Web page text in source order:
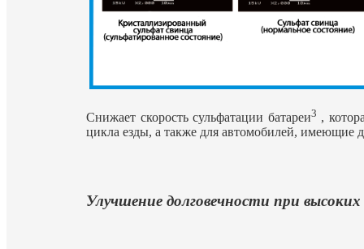
Снижает скорость сульфатации батареи3 ,
цикла езды, а также для автомобилей, имеющие
Улучшение долговечности при